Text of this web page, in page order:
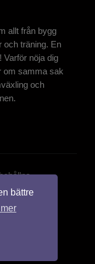
bättre
allt från bygg
och träning. En
Varför nöja dig
om samma sak
och